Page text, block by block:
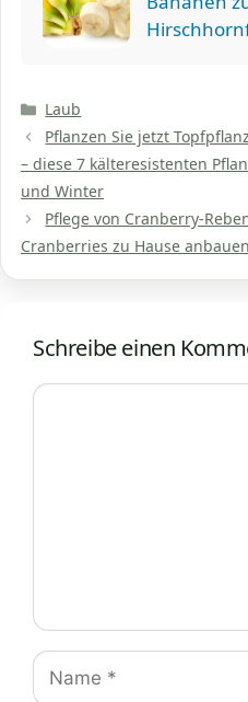
Kategorien
Laub
Pflanzen Sie jetzt
– diese 7 kälteresistenten
und Winter
Pflege von Cranberry-
Cranberries zu Hause
Schreibe einen
Kommentar
Name